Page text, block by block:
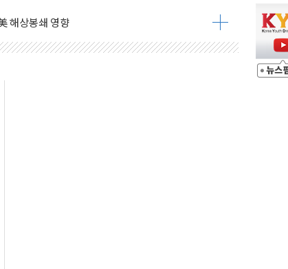
짝'
퇴
↑ VS 트레이드데스크·웬디스↓
겠다"
전환점"
대·속도전 총력"